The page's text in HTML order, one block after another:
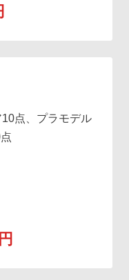
点、プラモデル